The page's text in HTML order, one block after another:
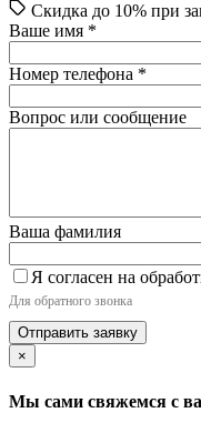
Скидка до 10% при
Ваше имя *
Номер телефона *
Вопрос или сообщение
Ваша фамилия
Я согласен на
Для обратного звонка
Отправить заявку
×
Мы сами свяжемся с